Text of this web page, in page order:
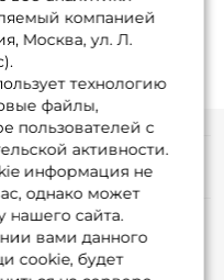
компанией
Москва, ул. Л.
технологию
файлы,
пользователей с
активности.
информация не
однако может
нашего сайта.
вами данного
cookie, будет